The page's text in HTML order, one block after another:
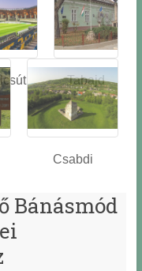
Tabajd
Csabdi
Bánásmód